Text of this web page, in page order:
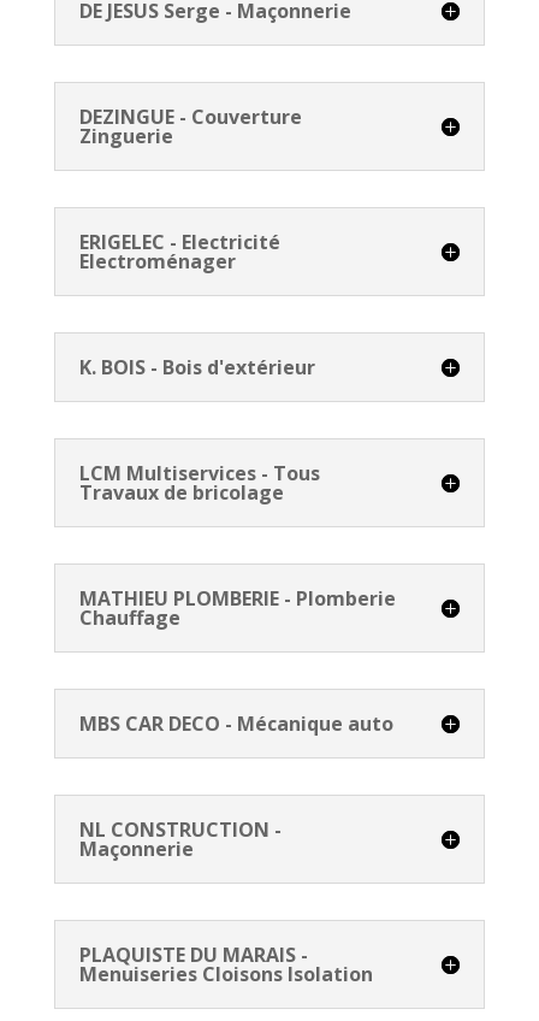
DE JESUS Serge - Maçonnerie
DEZINGUE - Couverture
Zinguerie
ERIGELEC - Electricité
Electroménager
K. BOIS - Bois d'extérieur
LCM Multiservices - Tous
Travaux de bricolage
MATHIEU PLOMBERIE - Plomberie
Chauffage
MBS CAR DECO - Mécanique auto
NL CONSTRUCTION -
Maçonnerie
PLAQUISTE DU MARAIS -
Menuiseries Cloisons Isolation